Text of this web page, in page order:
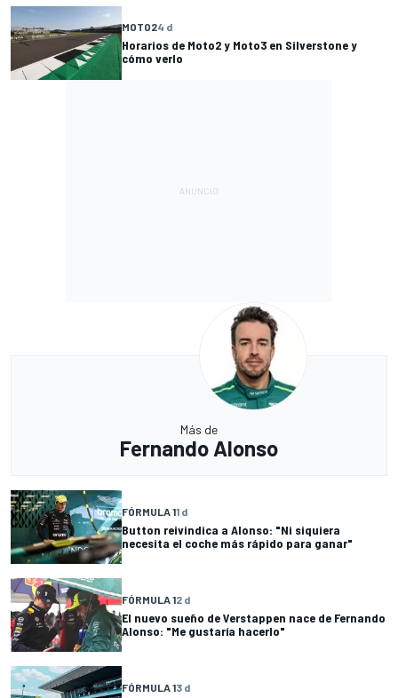
MOTO24 d
Horarios de Moto2 y Moto3 en Silverstone y
cómo verlo
Más de
Fernando Alonso
FÓRMULA 11 d
Button reivindica a Alonso: "Ni siquiera
necesita el coche más rápido para ganar"
FÓRMULA 12 d
El nuevo sueño de Verstappen nace de Fernando
Alonso: "Me gustaría hacerlo"
FÓRMULA 13 d